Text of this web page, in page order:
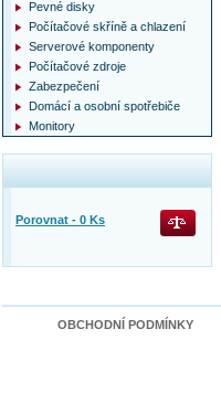
Pevné disky
Počítačové skříně a chlazení
Serverové komponenty
Počítačové zdroje
Zabezpečení
Domácí a osobní spotřebiče
Monitory
Porovnat - 0 Ks
OBCHODNÍ PODMÍNKY